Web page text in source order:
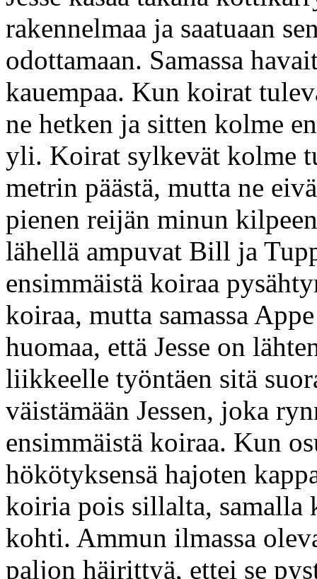
rakennelmaa ja saatuaan
odottamaan. Samassa
kauempaa. Kun koirat
ne hetken ja sitten kolme
yli. Koirat sylkevät kolme
metrin päästä, mutta ne
pienen reijän minun
lähellä ampuvat Bill ja
ensimmäistä koiraa
koiraa, mutta samassa
huomaa, että Jesse on
liikkeelle työntäen sitä
väistämään Jessen, joka
ensimmäistä koiraa. Kun
hökötyksensä hajoten
koiria pois sillalta, samalla
kohti. Ammun ilmassa
paljon häirittyä, ettei se